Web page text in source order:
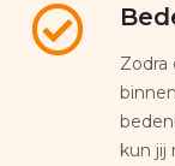
Zodra
kun jij